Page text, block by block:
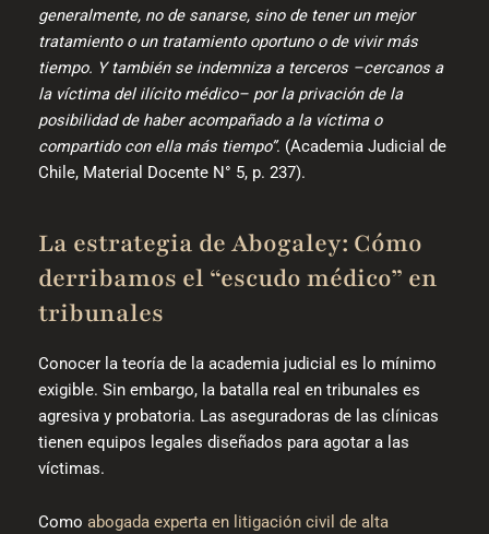
generalmente, no de sanarse, sino de tener un mejor
tratamiento o un tratamiento oportuno o de vivir más
tiempo. Y también se indemniza a terceros –cercanos a
la víctima del ilícito médico– por la privación de la
posibilidad de haber acompañado a la víctima o
compartido con ella más tiempo”. (Academia Judicial de
Chile, Material Docente N° 5, p. 237).
La estrategia de Abogaley: Cómo
derribamos el “escudo médico” en
tribunales
Conocer la teoría de la academia judicial es lo mínimo
exigible. Sin embargo, la batalla real en tribunales es
agresiva y probatoria. Las aseguradoras de las clínicas
tienen equipos legales diseñados para agotar a las
víctimas.
Como abogada experta en litigación civil de alta